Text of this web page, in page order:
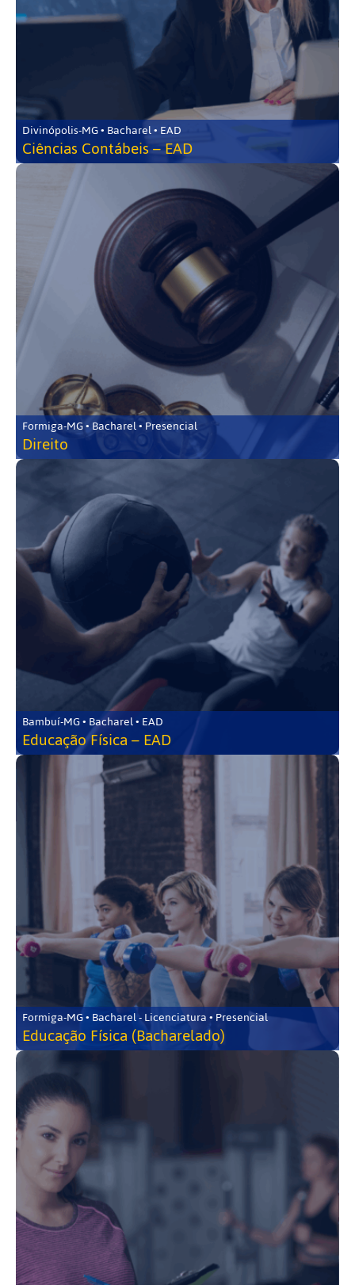
Divinópolis-MG • Bacharel • EAD
Ciências Contábeis – EAD
Formiga-MG • Bacharel • Presencial
Direito
Bambuí-MG • Bacharel • EAD
Educação Física – EAD
Formiga-MG • Bacharel - Licenciatura • Presencial
Educação Física (Bacharelado)